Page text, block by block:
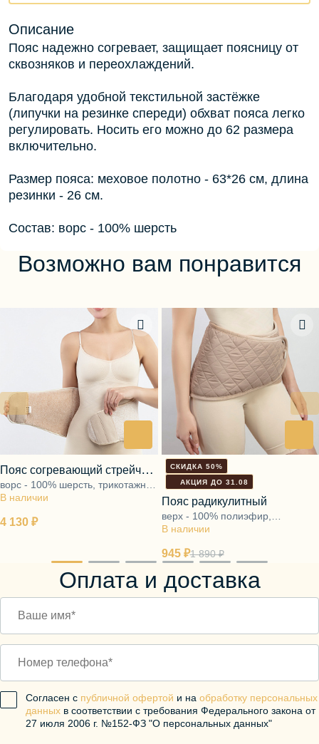
Описание
Пояс надежно согревает, защищает поясницу от
сквозняков и переохлаждений.
Благодаря удобной текстильной застёжке
(липучки на резинке спереди) обхват пояса легко
регулировать. Носить его можно до 62 размера
включительно.
Размер пояса: меховое полотно - 63*26 см, длина
резинки - 26 см.
Состав: ворс - 100% шерсть
Возможно вам понравится
4 130 ₽
В наличии
Пояс согревающий стрейч
бежевый
ворс - 100% шерсть, трикотажная
основа - 95% полиэфир, 5%
СКИДКА 50%
АКЦИЯ ДО 31.08
945 ₽1 890 ₽
В наличии
Пояс радикулитный
верх - 100% полиэфир,
подкладка - ворс 100% шерсть
Оплата и доставка
Согласен с публичной офертой и на обработку персональных
данных в соответствии с требования Федерального закона от
27 июля 2006 г. №152-ФЗ "О персональных данных"